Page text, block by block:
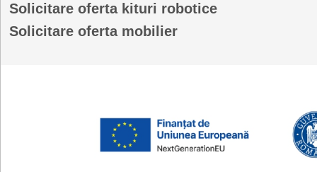
Solicitare oferta kituri robotice
Solicitare oferta mobilier